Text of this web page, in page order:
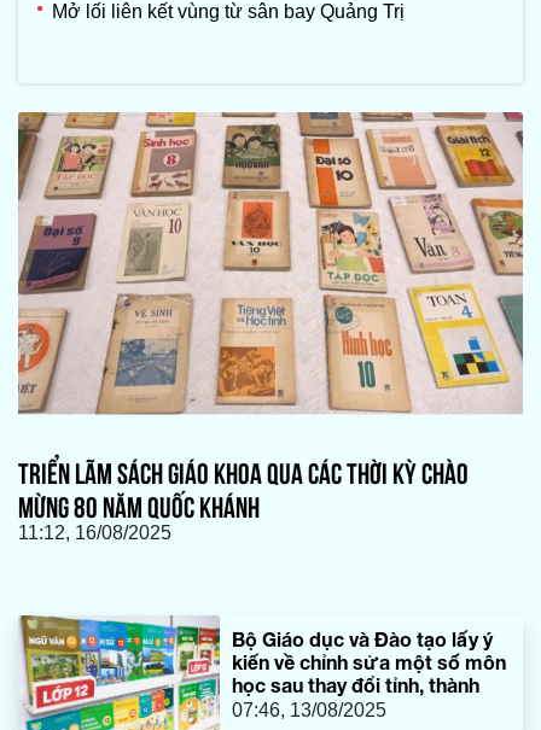
Mở lối liên kết vùng từ sân bay Quảng Trị
TRIỂN LÃM SÁCH GIÁO KHOA QUA CÁC THỜI KỲ CHÀO
MỪNG 80 NĂM QUỐC KHÁNH
11:12, 16/08/2025
Bộ Giáo dục và Đào tạo lấy ý
kiến về chỉnh sửa một số môn
học sau thay đổi tỉnh, thành
07:46, 13/08/2025